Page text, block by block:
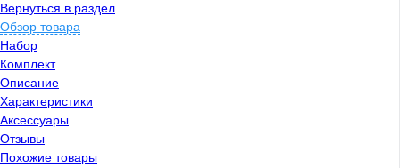
Вернуться в раздел
Обзор товара
Набор
Комплект
Описание
Характеристики
Аксессуары
Отзывы
Похожие товары